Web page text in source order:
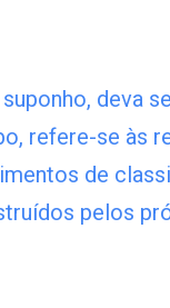
deva
refere-se às
de
pelos